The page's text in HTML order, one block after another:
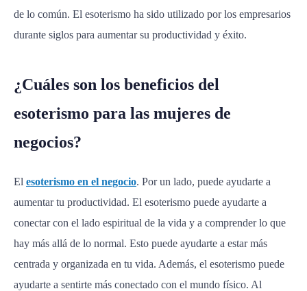
de lo común. El esoterismo ha sido utilizado por los empresarios
durante siglos para aumentar su productividad y éxito.
¿Cuáles son los beneficios del
esoterismo para las mujeres de
negocios?
El esoterismo en el negocio. Por un lado, puede ayudarte a
aumentar tu productividad. El esoterismo puede ayudarte a
conectar con el lado espiritual de la vida y a comprender lo que
hay más allá de lo normal. Esto puede ayudarte a estar más
centrada y organizada en tu vida. Además, el esoterismo puede
ayudarte a sentirte más conectado con el mundo físico. Al